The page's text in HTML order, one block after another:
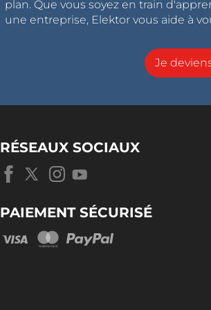
plan. Que vous soyez en train
une entreprise, Elektor vous aide à
Je
RÉSEAUX SOCIAUX
PAIEMENT SÉCURISÉ